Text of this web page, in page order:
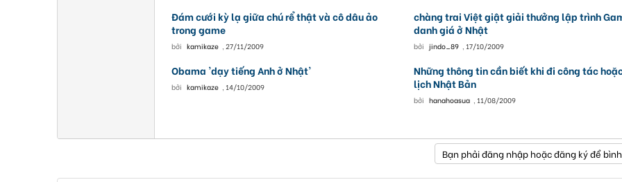
Đám cưới kỳ lạ giữa chú rể thật và cô dâu ảo
trong game
bởi kamikaze , 27/11/2009
chàng trai Việt giật giải thưởng lập trình
danh giá ở Nhật
bởi jindo_89 , 17/10/2009
Obama 'dạy tiếng Anh ở Nhật'
bởi kamikaze , 14/10/2009
Những thông tin cần biết khi đi công tác
lịch Nhật Bản
bởi hanahoasua , 11/08/2009
Bạn phải đăng nhập hoặc đăng ký để